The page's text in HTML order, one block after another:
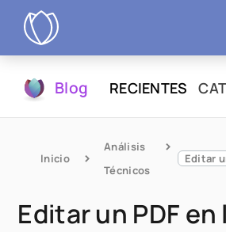
Probar
Blog RECIENTES
Inicio
Análisis
Técnicos
Editar un PDF